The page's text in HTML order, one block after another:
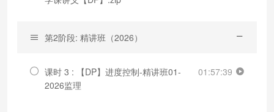
第2阶段: 精讲班（2026）
课时 3 : 【DP】进度控制-精讲班01-
2026监理
01:57:39